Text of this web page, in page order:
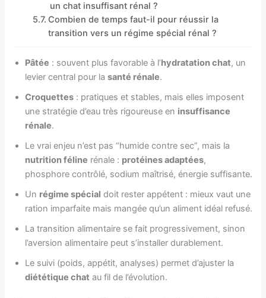
un chat insuffisant rénal ?
Combien de temps faut-il pour réussir la
transition vers un régime spécial rénal ?
Pâtée : souvent plus favorable à l’hydratation chat, un
levier central pour lasanté rénale.
Croquettes : pratiques et stables, mais elles imposent
une stratégie d’eau très rigoureuse en insuffisance
rénale.
Le vrai enjeu n’est pas “humide contre sec”, mais la
nutrition féline rénale : protéines adaptées,
phosphore contrôlé, sodium maîtrisé, énergie suffisante.
Un régime spécial doit rester appétent : mieux vaut une
ration imparfaite mais mangée qu’un aliment idéal refusé.
La transition alimentaire se fait progressivement, sinon
l’aversion alimentaire peut s’installer durablement.
Le suivi (poids, appétit, analyses) permet d’ajuster la
diététique chat au fil de l’évolution.